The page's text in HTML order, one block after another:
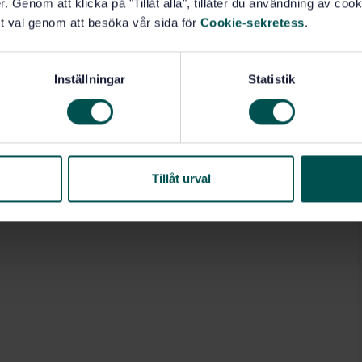
Genom att klicka på "Tillåt alla", tillåter du användning av
val genom att besöka vår sida för Cookie-sekretess.
Inställningar Statistik
Tillåt urval
före standardens utgivningsdatum.
(91.140.90)